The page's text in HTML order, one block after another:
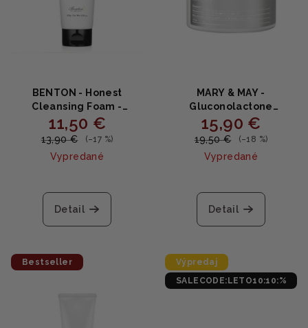
BENTON - Honest
Cleansing Foam -
Pleťová čistiaca pena
150g
11,50 €
13,90 € (–17 %)
Vypredané
Detail
MARY & MAY -
Gluconolactone
(PHA)+Betula Alba Juice
Cleansing Pad - Čistiace
tampóny na pleť s PHA a
brezovou šťavou (70ks)
15,90 €
19,50 € (–18 %)
Vypredané
hodnotenie
produktu
hviezdičiek.
Detail
Bestseller
Výpredaj
SALECODE:LETO10:10:%